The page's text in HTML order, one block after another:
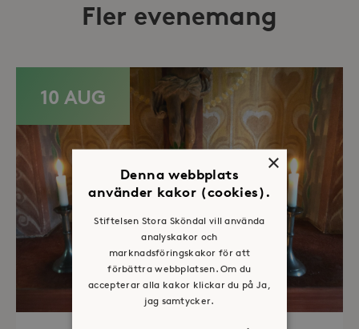
Fler evenemang
10 AUG
×
Denna webbplats
använder kakor (cookies).
Stiftelsen Stora Sköndal vill använda
analyskakor och
marknadsföringskakor för att
förbättra webbplatsen. Om du
accepterar alla kakor klickar du på Ja,
jag samtycker.